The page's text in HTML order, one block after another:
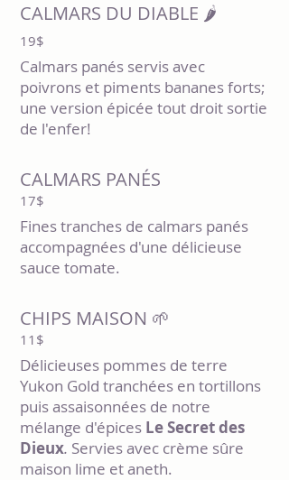
CALMARS DU DIABLE 🌶️
19$
Calmars panés servis avec
poivrons et piments bananes forts;
une version épicée tout droit sortie
de l'enfer!
CALMARS PANÉS
17$
Fines tranches de calmars panés
accompagnées d'une délicieuse
sauce tomate.
CHIPS MAISON 🌱
11$
Délicieuses pommes de terre
Yukon Gold tranchées en tortillons
puis assaisonnées de notre
mélange d'épices Le Secret des
Dieux. Servies avec crème sûre
maison lime et aneth.